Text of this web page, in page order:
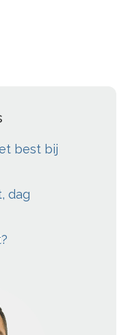
best bij
dag